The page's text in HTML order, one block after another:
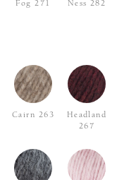
Fog 271 Ness 282
Cairn 263
Headland
267